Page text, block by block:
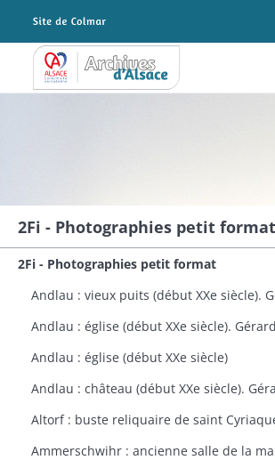
Archives Alsace - Colmar
2Fi - Photographies petit format
2Fi - Photographies petit format
Andlau : vieux puits (début XXe siècle).
Andlau : église (début XXe siècle).
Andlau : église (début XXe siècle)
Andlau : château (début XXe siècle).
Ammerschwihr : ancienne salle de la